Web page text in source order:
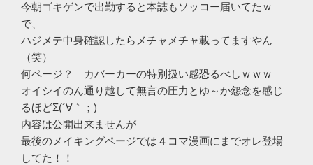
今朝ゴキゲンで出勤すると本誌もソッコー届いてたｗ
で、
ハジメテ中身確認したらメチャメチャ載ってますやん
（笑）
何ページ？ カバーカーの特別扱い感恐るべしｗｗｗ
オイシイのん通り越して無言の圧力とゆ～か怨念を感じ
るほどΣ(´∀｀；)
内容は公開出来ませんが
最後のメイキングページでは４コマ漫画にまでオレ登場
してた！！